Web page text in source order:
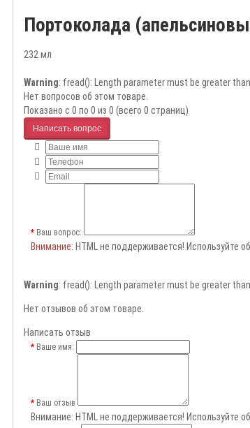
Портоколада
232 мл
Warning: fread(): Length parameter must be greater
Нет вопросов об этом товаре.
Показано с 0 по 0 из 0 (всего 0 страниц)
Написать вопрос
Ваш вопрос:
Внимание: HTML не поддерживается! Используйте
Warning: fread(): Length parameter must be greater
Нет отзывов об этом товаре.
Написать отзыв
Ваше имя:
Ваш отзыв
Внимание: HTML не поддерживается! Используйте